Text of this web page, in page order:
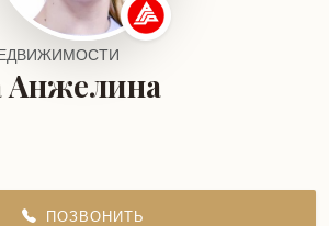
Анжелина
ПОЗВОНИТЬ